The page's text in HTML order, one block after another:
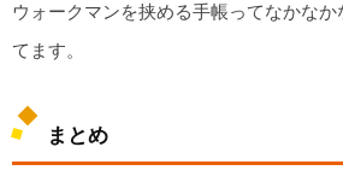
ウォークマンを挟める手帳ってなかな
てます。
まとめ